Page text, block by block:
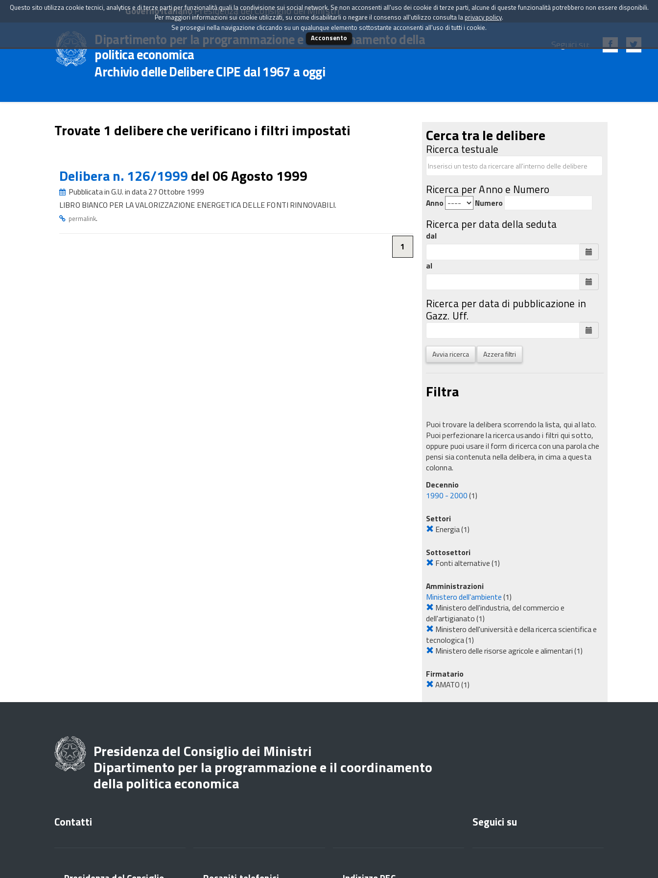
Governo ItalianoPresidenza del Consiglio dei Ministri
Dipartimento per la programmazione e il coordinamento della
politica economica
Archivio delle Delibere CIPE dal 1967 a oggi
Seguici su:
Trovate 1 delibere che verificano i filtri impostati
Delibera n. 126/1999del 06 Agosto 1999
Pubblicata in G.U. in data 27 Ottobre 1999
LIBRO BIANCO PER LA VALORIZZAZIONE ENERGETICA DELLE FONTI RINNOVABILI.
permalink.
1
Cerca tra le delibere
Ricerca testuale
Ricerca per Anno e Numero
Anno Numero
Ricerca per data della seduta
dal
al
Ricerca per data di pubblicazione in
Gazz. Uff.
Avvia ricerca Azzera filtri
Filtra
Puoi trovare la delibera scorrendo la lista, qui al lato.
Puoi perfezionare la ricerca usando i filtri qui sotto,
oppure puoi usare il form di ricerca con una parola che
pensi sia contenuta nella delibera, in cima a questa
colonna.
Decennio
1990 - 2000(1)
Settori
Energia(1)
Sottosettori
Fonti alternative(1)
Amministrazioni
Ministero dell'ambiente(1)
Ministero dell'industria, del commercio e
dell'artigianato(1)
Ministero dell'università e della ricerca scientifica e
tecnologica(1)
Ministero delle risorse agricole e alimentari(1)
Firmatario
AMATO(1)
Questo sito utilizza cookie tecnici, analytics e di terze parti per funzionalità quali la condivisione sui social network. Se non acconsenti all'uso dei cookie di terze parti, alcune di queste funzionalità potrebbero non essere disponibili.
Per maggiori informazioni sui cookie utilizzati, su come disabilitarli o negare il consenso all'utilizzo consulta la privacy policy.
Se prosegui nella navigazione cliccando su un qualunque elemento sottostante acconsenti all'uso di tutti i cookie.
Acconsento
Presidenza del Consiglio dei Ministri
Dipartimento per la programmazione e il coordinamento
della politica economica
Contatti Seguici su